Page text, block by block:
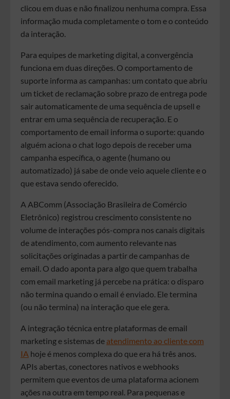
clicou em duas e não finalizou nenhuma compra. Essa
informação muda completamente o tom e o conteúdo
da interação.
Para equipes de marketing digital, a convergência
funciona em duas direções. O comportamento de
suporte informa as campanhas: um contato que abriu
um ticket de reclamação sobre prazo de entrega pode
sair automaticamente de uma sequência de upsell e
entrar em uma sequência de recuperação. E o
comportamento de email informa o suporte: quando
alguém aciona o chat logo depois de receber uma
campanha específica, o agente (humano ou
automatizado) já sabe de onde veio aquele cliente e o
que estava sendo oferecido.
A ABComm (Associação Brasileira de Comércio
Eletrônico) registrou crescimento consistente no
volume de interações pós-compra nos canais digitais
de atendimento, com aumento relevante nas
solicitações originadas a partir de campanhas de
email. O dado aponta para algo que quem trabalha
com email marketing já percebe na prática: o disparo
não termina quando o email é enviado. Ele termina
(ou não termina) na interação que ele gera.
A integração técnica entre plataformas de email
marketing e sistemas de atendimento ao cliente com
IA hoje é menos complexa do que era há três anos.
APIs abertas, conectores nativos e webhooks
permitem que eventos de uma plataforma acionem
ações na outra em tempo real. Para pequenas e